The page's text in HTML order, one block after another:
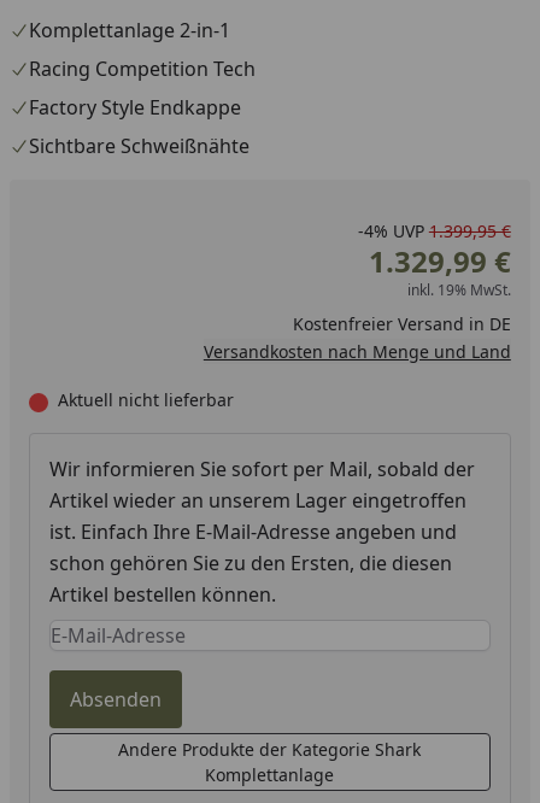
Komplettanlage 2-in-1
Racing Competition Tech
Factory Style Endkappe
Sichtbare Schweißnähte
-4% UVP 1.399,95 €
1.329,99 €
inkl. 19% MwSt.
Kostenfreier Versand in DE
Versandkosten nach Menge und Land
Aktuell nicht lieferbar
Wir informieren Sie sofort per Mail, sobald der
Artikel wieder an unserem Lager eingetroffen
ist. Einfach Ihre E-Mail-Adresse angeben und
schon gehören Sie zu den Ersten, die diesen
Artikel bestellen können.
Keine Eingabe erforderlich
Eingabe erforderlich
Absenden
Andere Produkte der Kategorie Shark
Komplettanlage